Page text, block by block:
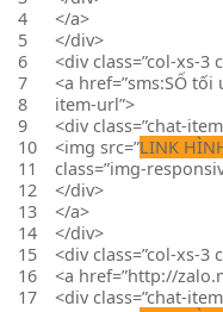
4
5
6
7
8
9
10
11
12
13
14
15
16
17
</a>
</div>
<div class=”col-xs-3
<a href=”sms:SỐtối
item-url”>
<div class=”chat-
<img src=”LINK
class=”img-
</div>
</a>
</div>
<div class=”col-xs-3
<a href=”http://
<div class=”chat-